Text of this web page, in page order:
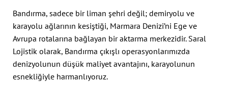
Bandırma, sadece bir liman şehri değil; demiryolu ve
karayolu ağlarının kesiştiği, Marmara Denizi’ni Ege ve
Avrupa rotalarına bağlayan bir aktarma merkezidir. Saral
Lojistik olarak, Bandırma çıkışlı operasyonlarımızda
denizyolunun düşük maliyet avantajını, karayolunun
esnekliğiyle harmanlıyoruz.